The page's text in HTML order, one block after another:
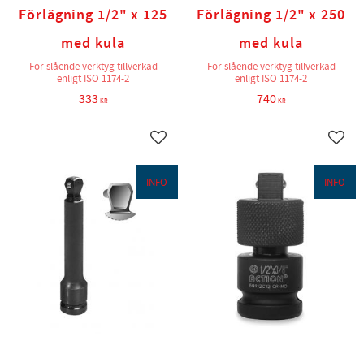
Förlägning 1/2" x 125
med kula
För slående verktyg tillverkad
enligt ISO 1174-2
333 KR
Lägg till i favoriter
Förlägning 1/2" x 250
med kula
För slående verktyg tillverkad
enligt ISO 1174-2
740KR
INFO INFO